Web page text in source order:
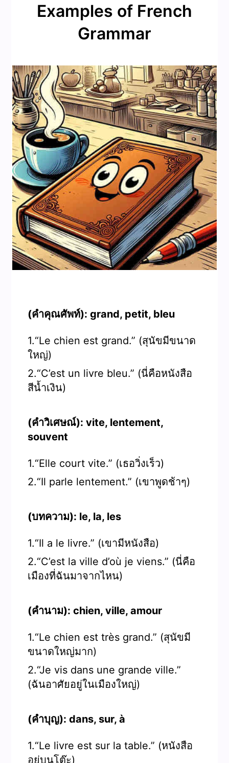
Examples of French
Grammar
(คำคุณศัพท์): grand, petit, bleu
1.“Le chien est grand.” (สุนัขมีขนาด
ใหญ่)
2.“C’est un livre bleu.” (นี่คือหนังสือ
สีน้ำเงิน)
(คำวิเศษณ์): vite, lentement,
souvent
1.“Elle court vite.” (เธอวิ่งเร็ว)
2.“Il parle lentement.” (เขาพูดช้าๆ)
(บทความ): le, la, les
1.“Il a le livre.” (เขามีหนังสือ)
2.“C’est la ville d’où je viens.” (นี่คือ
เมืองที่ฉันมาจากไหน)
(คำนาม): chien, ville, amour
1.“Le chien est très grand.” (สุนัขมี
ขนาดใหญ่มาก)
2.“Je vis dans une grande ville.”
(ฉันอาศัยอยู่ในเมืองใหญ่)
(คำบุญ): dans, sur, à
1.“Le livre est sur la table.” (หนังสือ
อยู่บนโต๊ะ)